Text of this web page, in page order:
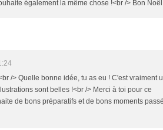
également la même chose !<br /> Bon Noël
/> Quelle bonne idée, tu as eu ! C'est vraiment
sont belles !<br /> Merci à toi pour ce
de bons préparatifs et de bons moments